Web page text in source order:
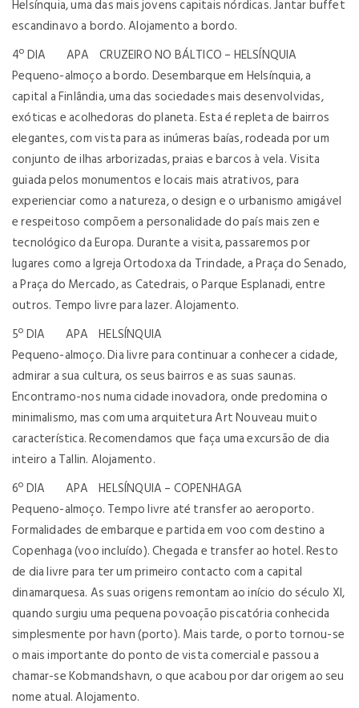
Helsínquia, uma das mais jovens capitais nórdicas. Jantar buffet
escandinavo a bordo. Alojamento a bordo.
4º DIA APA CRUZEIRO NO BÁLTICO – HELSÍNQUIA
Pequeno-almoço a bordo. Desembarque em Helsínquia, a
capital a Finlândia, uma das sociedades mais desenvolvidas,
exóticas e acolhedoras do planeta. Esta é repleta de bairros
elegantes, com vista para as inúmeras baías, rodeada por um
conjunto de ilhas arborizadas, praias e barcos à vela. Visita
guiada pelos monumentos e locais mais atrativos, para
experienciar como a natureza, o design e o urbanismo amigável
e respeitoso compõem a personalidade do país mais zen e
tecnológico da Europa. Durante a visita, passaremos por
lugares como a Igreja Ortodoxa da Trindade, a Praça do Senado,
a Praça do Mercado, as Catedrais, o Parque Esplanadi, entre
outros. Tempo livre para lazer. Alojamento.
5º DIA APA HELSÍNQUIA
Pequeno-almoço. Dia livre para continuar a conhecer a cidade,
admirar a sua cultura, os seus bairros e as suas saunas.
Encontramo-nos numa cidade inovadora, onde predomina o
minimalismo, mas com uma arquitetura Art Nouveau muito
característica. Recomendamos que faça uma excursão de dia
inteiro a Tallin. Alojamento.
6º DIA APA HELSÍNQUIA – COPENHAGA
Pequeno-almoço. Tempo livre até transfer ao aeroporto.
Formalidades de embarque e partida em voo com destino a
Copenhaga (voo incluído). Chegada e transfer ao hotel. Resto
de dia livre para ter um primeiro contacto com a capital
dinamarquesa. As suas origens remontam ao início do século XI,
quando surgiu uma pequena povoação piscatória conhecida
simplesmente por havn (porto). Mais tarde, o porto tornou-se
o mais importante do ponto de vista comercial e passou a
chamar-se Kobmandshavn, o que acabou por dar origem ao seu
nome atual. Alojamento.